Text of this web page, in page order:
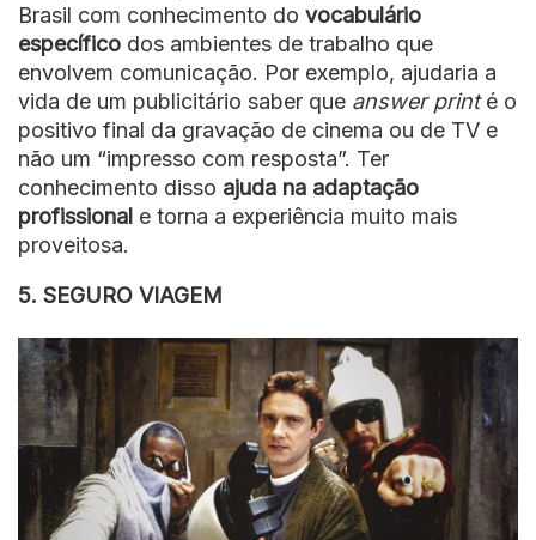
Brasil com conhecimento do vocabulário
específico dos ambientes de trabalho que
envolvem comunicação. Por exemplo, ajudaria a
vida de um publicitário saber que answer printé o
positivo final da gravação de cinema ou de TV e
não um “impresso com resposta”. Ter
conhecimento disso ajuda na adaptação
profissional e torna a experiência muito mais
proveitosa.
5. SEGURO VIAGEM